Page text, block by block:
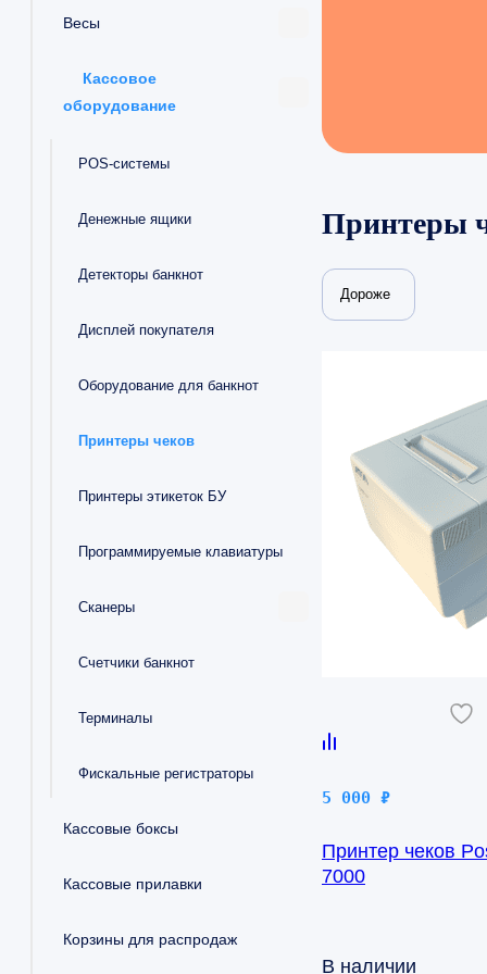
Весы
Кассовое
оборудование
POS-системы
Денежные ящики
Детекторы банкнот
Дисплей покупателя
Оборудование для банкнот
Принтеры чеков
Принтеры этикеток БУ
Программируемые клавиатуры
Сканеры
Счетчики банкнот
Терминалы
Фискальные регистраторы
Кассовые боксы
Кассовые прилавки
Корзины для распродаж
Принтеры
Дороже
5 000 ₽
Принтер чеков
7000
В наличии